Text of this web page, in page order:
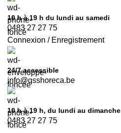
10 h à 19 h du lundi au samedi
0483 27 27 75
Connexion / Enregistrement
24/7accessible
info@qsshoreca.be
10 h à 19 h, du lundi au dimanche
0483 27 27 75